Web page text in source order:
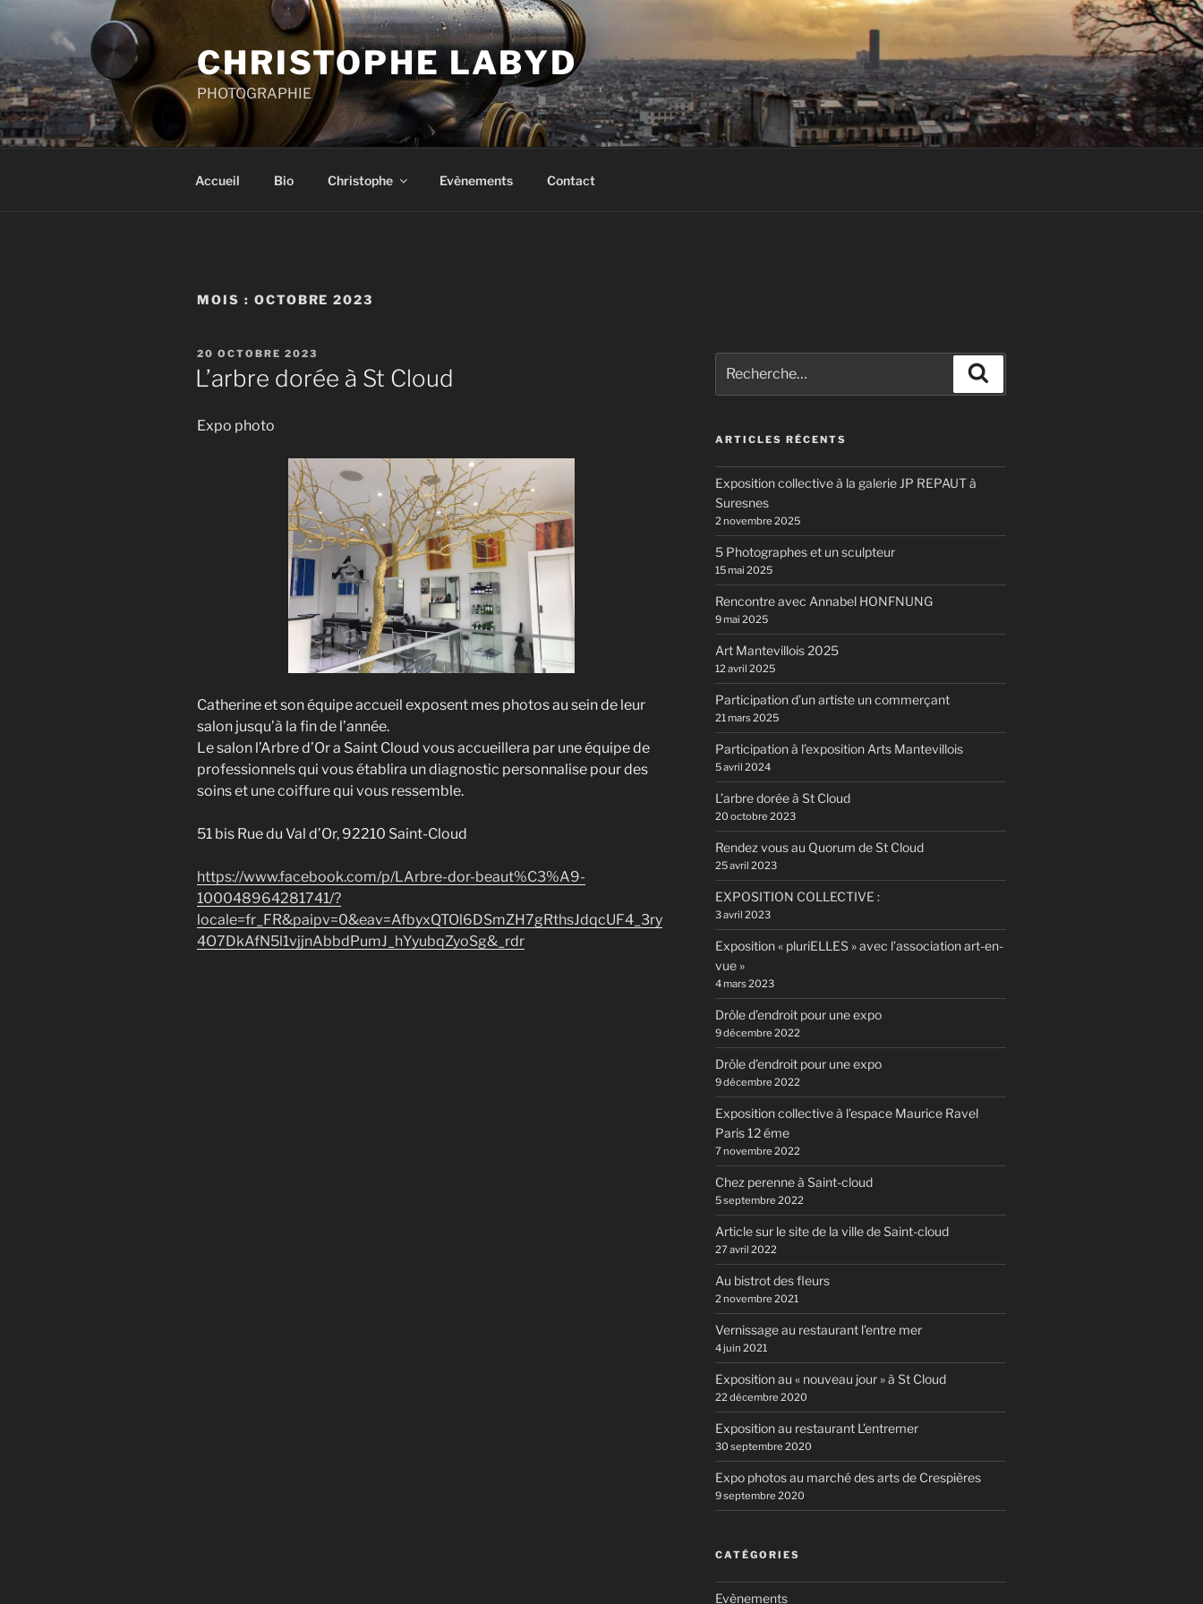
principal
CHRISTOPHE LABYD
PHOTOGRAPHIE
Accueil Bio Christophe Evènements Contact
MOIS : OCTOBRE 2023
PUBLIÉ
LE
20 OCTOBRE 2023
L’arbre dorée à St Cloud
Expo photo
Catherine et son équipe accueil exposent mes photos au sein de leur
salon jusqu’à la fin de l’année.
Le salon l’Arbre d’Or a Saint Cloud vous accueillera par une équipe de
professionnels qui vous établira un diagnostic personnalise pour des
soins et une coiffure qui vous ressemble.
51 bis Rue du Val d’Or, 92210 Saint-Cloud
https://www.facebook.com/p/LArbre-dor-beaut%C3%A9-
100048964281741/?
locale=fr_FR&paipv=0&eav=AfbyxQTOl6DSmZH7gRthsJdqcUF4_3ry
4O7DkAfN5l1vjjnAbbdPumJ_hYyubqZyoSg&_rdr
pour
:
ARTICLES RÉCENTS
Exposition collective à la galerie JP REPAUT à
Suresnes
2 novembre 2025
5 Photographes et un sculpteur
15 mai 2025
Rencontre avec Annabel HONFNUNG
9 mai 2025
Art Mantevillois 2025
12 avril 2025
Participation d’un artiste un commerçant
21 mars 2025
Participation à l’exposition Arts Mantevillois
5 avril 2024
L’arbre dorée à St Cloud
20 octobre 2023
Rendez vous au Quorum de St Cloud
25 avril 2023
EXPOSITION COLLECTIVE :
3 avril 2023
Exposition « pluriELLES » avec l’association art-en-
vue »
4 mars 2023
Drôle d’endroit pour une expo
9 décembre 2022
Drôle d’endroit pour une expo
9 décembre 2022
Exposition collective à l’espace Maurice Ravel
Paris 12 éme
7 novembre 2022
Chez perenne à Saint-cloud
5 septembre 2022
Article sur le site de la ville de Saint-cloud
27 avril 2022
Au bistrot des fleurs
2 novembre 2021
Vernissage au restaurant l’entre mer
4 juin 2021
Exposition au « nouveau jour » à St Cloud
22 décembre 2020
Exposition au restaurant L’entremer
30 septembre 2020
Expo photos au marché des arts de Crespières
9 septembre 2020
CATÉGORIES
Evènements